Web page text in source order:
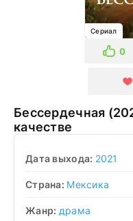
Сериал
0
Бессердечная (2021) смотреть в хорошем
качестве
Дата выхода: 2021
Страна: Мексика
Жанр: драма